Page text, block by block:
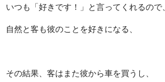
いつも「好きです！」と言ってくれるので、
自然と客も彼のことを好きになる、
その結果、客はまた彼から車を買うし、